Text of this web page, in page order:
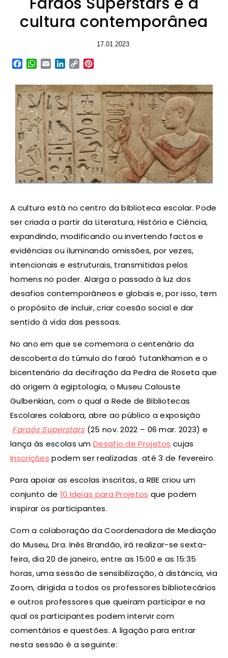
cultura contemporânea
17.01.2023
Facebook
WhatsApp
EmailLinkedIn
Copy
A cultura está no centro da biblioteca escolar. Pode
ser criada a partir da Literatura, História e Ciência,
expandindo, modificando ou invertendo factos e
evidências ou iluminando omissões, por vezes,
intencionais e estruturais, transmitidas pelos
homens no poder. Alarga o passado à luz dos
desafios contemporâneos e globais e, por isso, tem
o propósito de incluir, criar coesão social e dar
sentido à vida das pessoas.
No ano em que se comemora o centenário da
descoberta do túmulo do faraó Tutankhamon e o
bicentenário da decifração da Pedra de Roseta que
dá origem à egiptologia, o Museu Calouste
Gulbenkian, com o qual a Rede de Bibliotecas
Escolares colabora, abre ao público a exposição
Faraós Superstars(25 nov. 2022 – 06 mar. 2023) e
lança às escolas umDesafio de Projetos cujas
Inscrições podem ser realizadas até 3 de fevereiro.
Para apoiar as escolas inscritas, a RBE criou um
conjunto de 10 Ideias para Projetos que podem
inspirar os participantes.
Com a colaboração da Coordenadora de Mediação
do Museu, Dra. Inês Brandão, irá realizar-se sexta-
feira, dia 20 de janeiro, entre as 15:00 e as 15:35
horas, uma sessão de sensibilização, à distância, via
Zoom, dirigida a todos os professores bibliotecários
e outros professores que queiram participar e na
qual os participantes podem intervir com
comentários e questões. A ligação para entrar
nesta sessão é a seguinte: